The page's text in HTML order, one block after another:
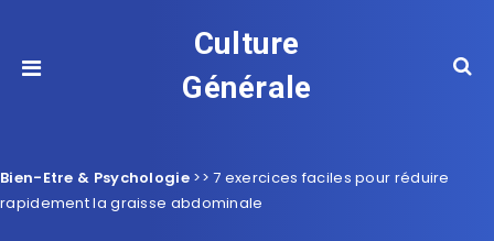
Culture
Générale
Bien-Etre & Psychologie>>7 exercices faciles pour réduire
rapidement la graisse abdominale